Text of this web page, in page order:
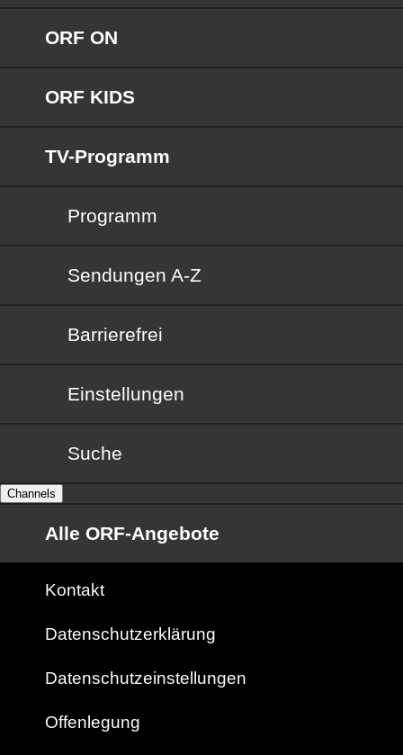
ORF ON
ORF KIDS
TV-Programm
Programm
Sendungen von A bis Z
Sendungen A-Z
Barrierefrei
Barrierefrei
Einstellungen
Suche
Channels
Alle ORF-Angebote
Kontakt
Datenschutzerklärung
Datenschutzeinstellungen
Offenlegung